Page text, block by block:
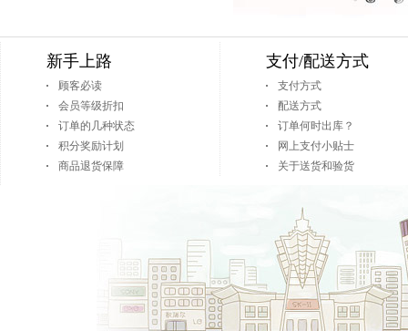
新手上路
顾客必读
会员等级折扣
订单的几种状态
积分奖励计划
商品退货保障
支付/配送方式
支付方式
配送方式
订单何时出库？
网上支付小贴士
关于送货和验货